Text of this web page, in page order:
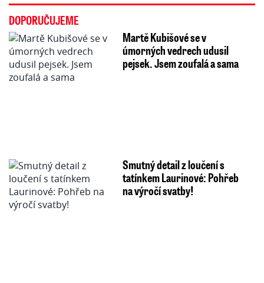
DOPORUČUJEME
Martě Kubišové se v
úmorných vedrech udusil
pejsek. Jsem zoufalá a sama
Smutný detail z loučení s
tatínkem Laurinové: Pohřeb
na výročí svatby!